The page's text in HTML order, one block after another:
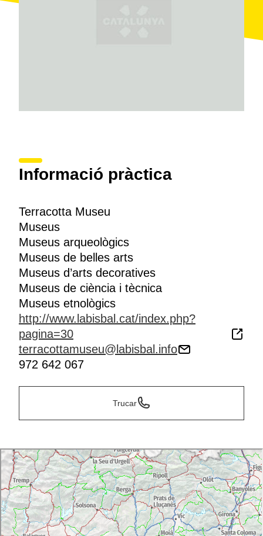
Informació pràctica
Terracotta Museu
Museus
Museus arqueològics
Museus de belles arts
Museus d’arts decoratives
Museus de ciència i tècnica
Museus etnològics
http://www.labisbal.cat/index.php?
pagina=30
terracottamuseu@labisbal.info
972 642 067
Trucar